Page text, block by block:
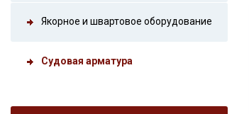
Якорное и швартовое оборудование
Судовая арматура